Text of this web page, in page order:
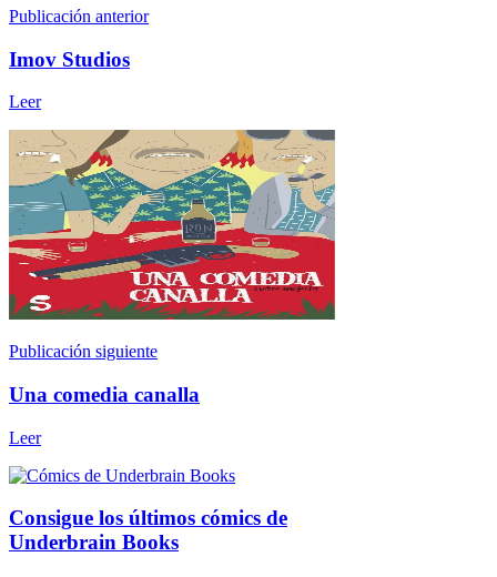
Publicación anterior
Imov Studios
Leer
Publicación siguiente
Una comedia canalla
Leer
Consigue los últimos cómics de
Underbrain Books